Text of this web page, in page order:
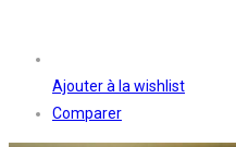
Ajouter à la wishlist
Comparer